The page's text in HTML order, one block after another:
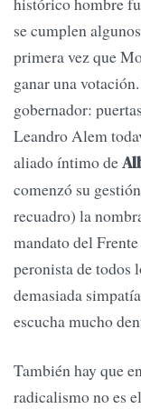
se cumplen
primera vez que
ganar una
gobernador:
Leandro Alem
aliado íntimo de
comenzó su
recuadro) la
mandato del
peronista de todos
demasiada
escucha mucho
También hay que
radicalismo no es